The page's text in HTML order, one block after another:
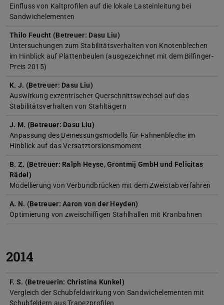
Einfluss von Kaltprofilen auf die lokale Lasteinleitung bei
Sandwichelementen
Thilo Feucht (Betreuer: Dasu Liu)
Untersuchungen zum Stabilitätsverhalten von Knotenblechen
im Hinblick auf Plattenbeulen (ausgezeichnet mit dem Bilfinger-
Preis 2015)
K. J. (Betreuer: Dasu Liu)
Auswirkung exzentrischer Querschnittswechsel auf das
Stabilitätsverhalten von Stahltägern
J. M. (Betreuer: Dasu Liu)
Anpassung des Bemessungsmodells für Fahnenbleche im
Hinblick auf das Versatztorsionsmoment
B. Z. (Betreuer: Ralph Heyse, Grontmij GmbH und Felicitas
Rädel)
Modellierung von Verbundbrücken mit dem Zweistabverfahren
A. N. (Betreuer: Aaron von der Heyden)
Optimierung von zweischiffigen Stahlhallen mit Kranbahnen
2014
F. S. (Betreuerin: Christina Kunkel)
Vergleich der Schubfeldwirkung von Sandwichelementen mit
Schubfeldern aus Trapezprofilen